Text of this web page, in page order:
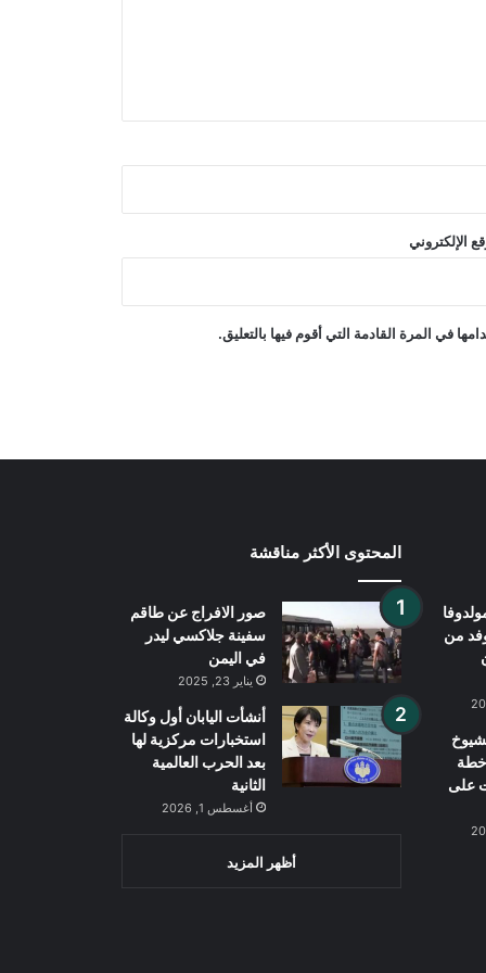
خفض حدة التوترات الإقليمية
غارات جوية إسرائيلية على جنوب لبنان
الإلكتروني
في المرة القادمة التي أقوم فيها بالتعليق.
من
خطة
على
المحتوى الأكثر مناقشة
صور الافراج عن طاقم
سفينة جلاكسي ليدر
في اليمن
يناير 23, 2025
أنشأت اليابان أول وكالة
استخبارات مركزية لها
بعد الحرب العالمية
الثانية
أغسطس 1, 2026
أظهر المزيد